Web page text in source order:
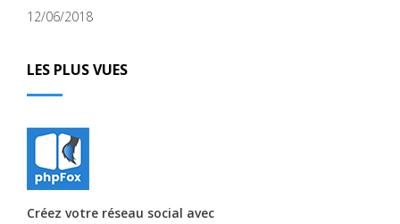
12/06/2018
LES PLUS VUES
Créez votre réseau social avec